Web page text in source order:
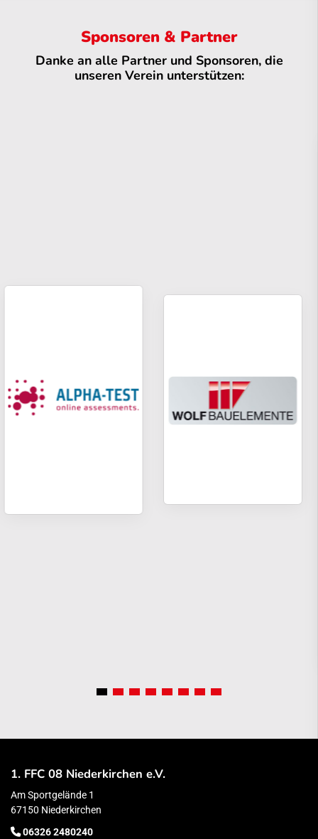
Sponsoren & Partner
Danke an alle Partner und Sponsoren, die
unseren Verein unterstützen:
1. FFC 08 Niederkirchen e.V.
Am Sportgelände 1
67150 Niederkirchen
06326 2480240